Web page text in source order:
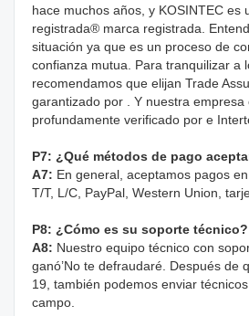
hace muchos años, y KOSINTEC es
registrada® marca registrada.
situación ya que es un proceso de
confianza mutua. Para tranquilizar a
recomendamos que elijan Trade
garantizado por . Y nuestra
profundamente verificado por e
P7: ¿Qué métodos de pago
A7: En general, aceptamos pagos
T/T, L/C, PayPal, Western Union,
P8: ¿Cómo es su soporte técnico?
A8: Nuestro equipo técnico con
ganó’No te defraudaré. Después de
19, también podemos enviar
campo.